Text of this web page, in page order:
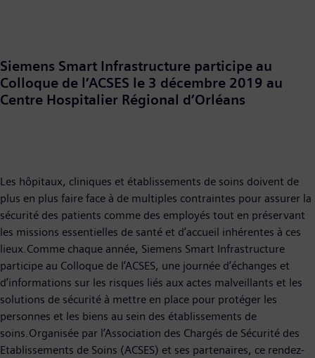
Siemens Smart Infrastructure participe au
Colloque de l’ACSES le 3 décembre 2019 au
Centre Hospitalier Régional d’Orléans
Les hôpitaux, cliniques et établissements de soins doivent de
plus en plus faire face à de multiples contraintes pour assurer la
sécurité des patients comme des employés tout en préservant
les missions essentielles de santé et d’accueil inhérentes à ces
lieux.Comme chaque année, Siemens Smart Infrastructure
participe au Colloque de l’ACSES, une journée d’échanges et
d’informations sur les risques liés aux actes malveillants et les
solutions de sécurité à mettre en place pour protéger les
personnes et les biens au sein des établissements de
soins.Organisée par l’Association des Chargés de Sécurité des
Etablissements de Soins (ACSES) et ses partenaires, ce rendez-